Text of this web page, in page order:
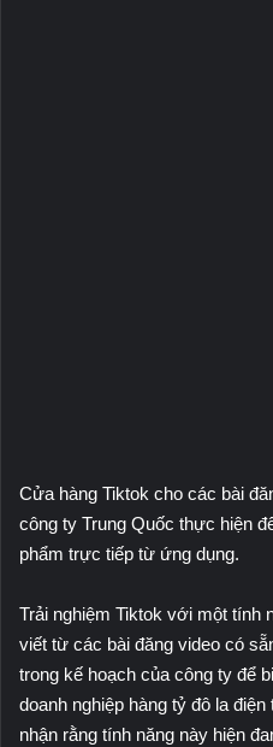
Cửa hàng Tiktok cho các bài
công ty Trung Quốc thực hiện
phẩm trực tiếp từ ứng dụng.
Trải nghiệm Tiktok với một tính
viết từ các bài đăng video có
trong kế hoạch của công ty để
doanh nghiệp hàng tỷ đô la
nhận rằng tính năng này hiện